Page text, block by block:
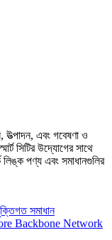
উত্পাদন, এবং গবেষণা ও
সিটির উদ্যোগের সাথে
পণ্য এবং সমাধানগুলির
সমাধান